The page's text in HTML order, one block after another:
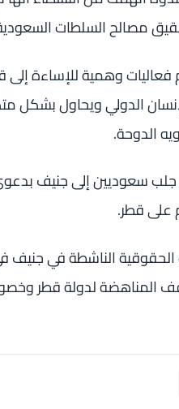
مصالح السلطات السعودية
فعاليات وهمية للإساءة
الدولي ويحاول بشكل
الدوحة.
سعوديين إلى جنيف
على قطر.
الناشطة في جنيف
المناهضة لدولة قطر